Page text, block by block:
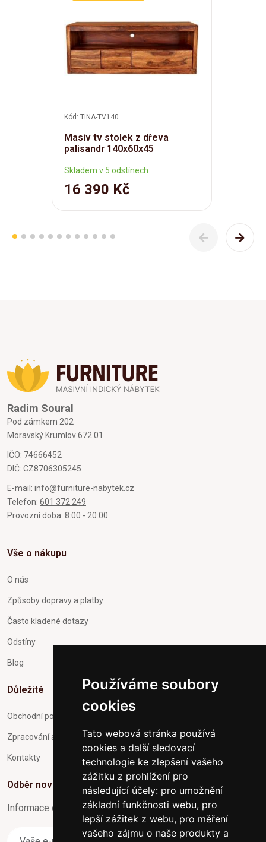
Používáme soubory
cookies
Tato webová stránka používá
cookies a další sledovací
technologie ke zlepšení vašeho
zážitku z prohlížení pro
následující účely: pro umožnění
základní funkčnosti webu, pro
lepší zážitek z webu, pro měření
vašeho zájmu o naše produkty a
Kód: TINA-TV140
Masiv tv stolek z dřeva
palisandr 140x60x45
Skladem v 5 odstínech
16 390 Kč
Radim Soural
Pod zámkem 202
Moravský Krumlov 672 01
IČO: 74666452
DIČ: CZ8706305245
E-mail: info@furniture-nabytek.cz
Telefon: 601 372 249
Provozní doba: 8:00 - 20:00
Vše o nákupu
O nás
Způsoby dopravy a platby
Často kladené dotazy
Odstíny
Blog
Důležité
Obchodní podmínky
Zpracování a ochrana osobních údajů
Kontakty
Odběr novinek
Informace o Novinkách a užitečné rady max. 1x za týden